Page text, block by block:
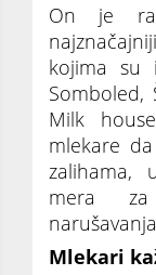
On je
kojima su
Somboled,
Milk
mlekare
zalihama,
mera za
Mlekari